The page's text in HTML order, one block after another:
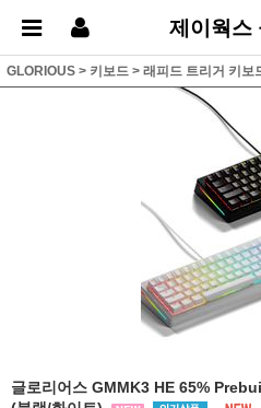
제이웍스
GLORIOUS > 키보드 > 래피드 트리거 키보
글로리어스 GMMK3 HE 65%